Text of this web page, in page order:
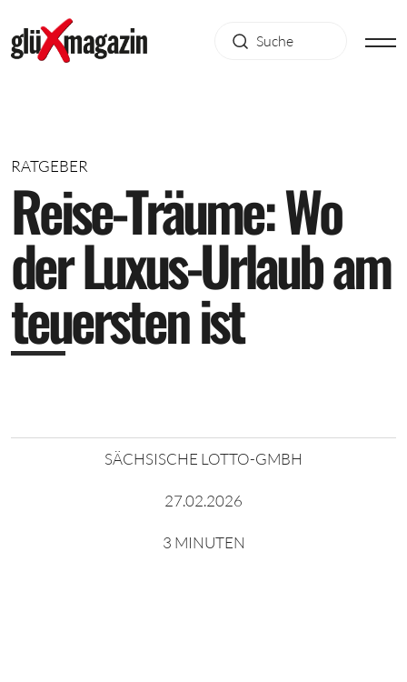
RATGEBER
Reise-Träume:Wo
derLuxus-Urlaubam
teuerstenist
SÄCHSISCHE LOTTO-GMBH
27.02.2026
3 MINUTEN